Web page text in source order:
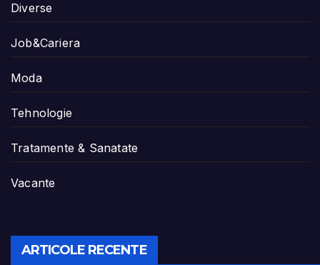
Diverse
Job&Cariera
Moda
Tehnologie
Tratamente & Sanatate
Vacante
ARTICOLE RECENTE